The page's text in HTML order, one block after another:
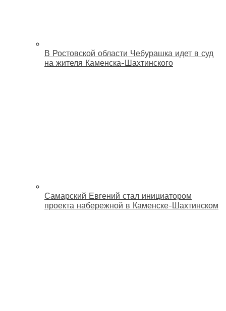
В Ростовской области Чебурашка идет в суд
на жителя Каменска-Шахтинского
Самарский Евгений стал инициатором
проекта набережной в Каменске-Шахтинском